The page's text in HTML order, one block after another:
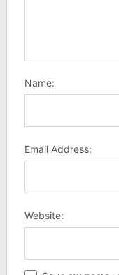
Name:
Email Address:
Website: